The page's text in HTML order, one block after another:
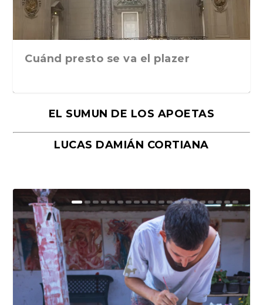
Cuánd presto se va el plazer
Moral, de Lyra Ekström Lindbäck.
Traducción de Car...
Revolución, de Hugo Gonçalves.
Libros del Asteroid...
«La música ha sido el gran amor de
mi vida». Esthe...
«El barman del Ritz», de Philippe
Collin. Traducci...
Mañanas de editorial, noches de
Bocaccio
EL SUMUN DE LOS APOETAS
LUCAS DAMIÁN CORTIANA